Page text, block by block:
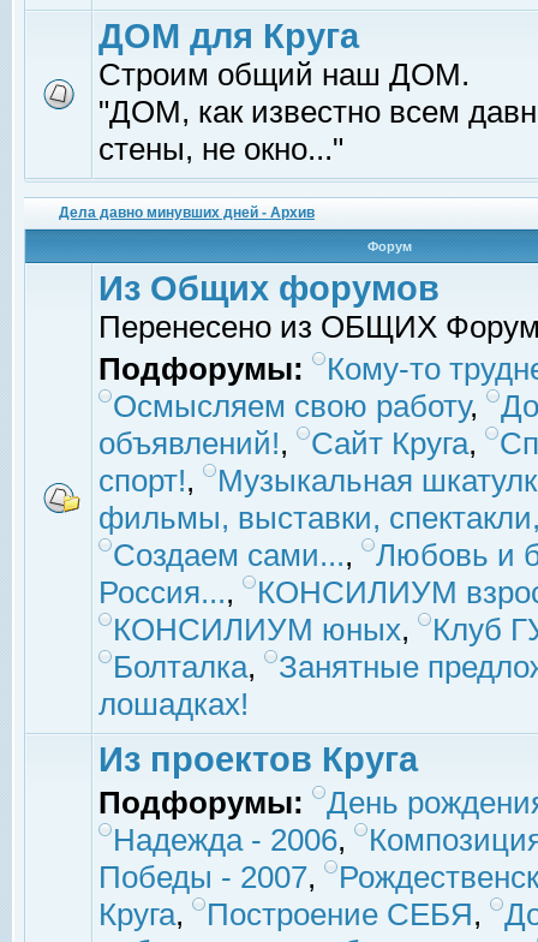
ДОМ для Круга
Строим общий наш ДОМ.
"ДОМ, как известно всем
стены, не окно..."
Дела давно минувших дней - Архив
Форум
Из Общих форумов
Перенесено из ОБЩИХ
Подфорумы:
Кому-то
Осмысляем свою работу,
объявлений!, Сайт Круга,
спорт!,
Музыкальная
фильмы, выставки,
Создаем сами...,
Любовь и
Россия...,
КОНСИЛИУМ
КОНСИЛИУМ юных,
Клуб
Болталка,
Занятные
лошадках!
Из проектов Круга
Подфорумы:
День
Надежда - 2006,
Победы - 2007,
Круга, Построение СЕБЯ,